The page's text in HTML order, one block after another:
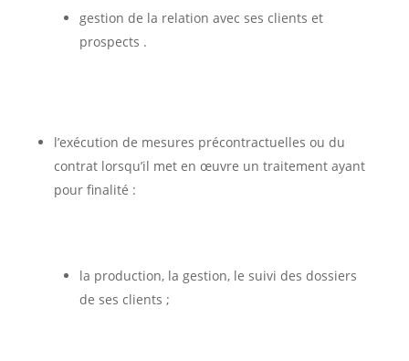
gestion de la relation avec ses clients et
prospects .
l’exécution de mesures précontractuelles ou du
contrat lorsqu’il met en œuvre un traitement ayant
pour finalité :
la production, la gestion, le suivi des dossiers
de ses clients ;